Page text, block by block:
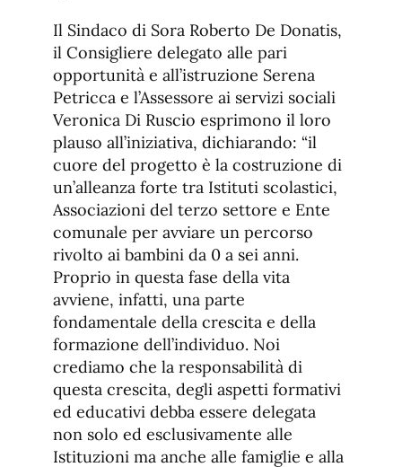
Il Sindaco di Sora Roberto De Donatis,
il Consigliere delegato alle pari
opportunità e all’istruzione Serena
Petricca e l’Assessore ai servizi sociali
Veronica Di Ruscio esprimono il loro
plauso all’iniziativa, dichiarando: “il
cuore del progetto è la costruzione di
un’alleanza forte tra Istituti scolastici,
Associazioni del terzo settore e Ente
comunale per avviare un percorso
rivolto ai bambini da 0 a sei anni.
Proprio in questa fase della vita
avviene, infatti, una parte
fondamentale della crescita e della
formazione dell’individuo. Noi
crediamo che la responsabilità di
questa crescita, degli aspetti formativi
ed educativi debba essere delegata
non solo ed esclusivamente alle
Istituzioni ma anche alle famiglie e alla